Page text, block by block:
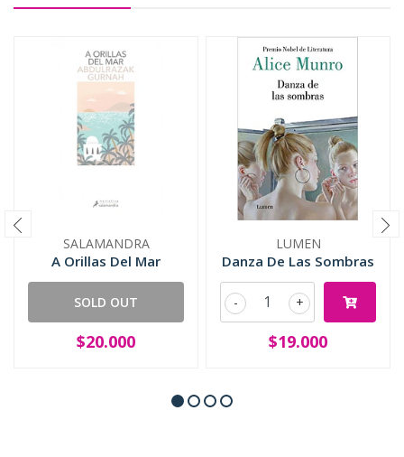
SALAMANDRA
A Orillas Del Mar
SOLD OUT
$20.000
LUMEN
Danza De Las Sombras
+
-
$19.000